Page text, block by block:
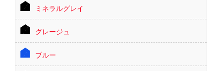
ミネラルグレイ
グレージュ
ブルー